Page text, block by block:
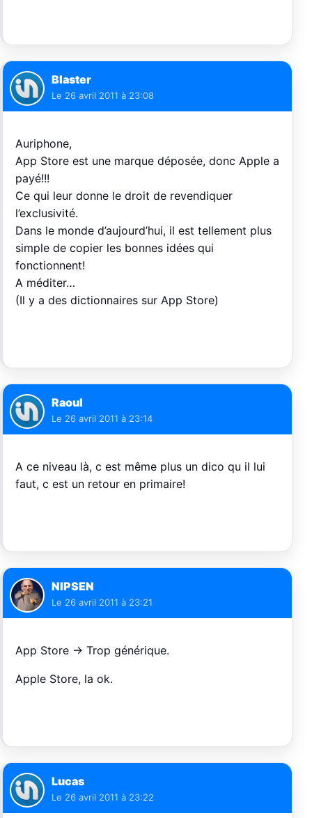
Blaster
Le 26 avril 2011 à 23:08
Auriphone,
App Store est une marque déposée, donc Apple a
payé!!!
Ce qui leur donne le droit de revendiquer
l’exclusivité.
Dans le monde d’aujourd’hui, il est tellement plus
simple de copier les bonnes idées qui
fonctionnent!
A méditer…
(Il y a des dictionnaires sur App Store)
Raoul
Le 26 avril 2011 à 23:14
A ce niveau là, c est même plus un dico qu il lui
faut, c est un retour en primaire!
NIPSEN
Le 26 avril 2011 à 23:21
App Store -> Trop générique.
Apple Store, la ok.
Lucas
Le 26 avril 2011 à 23:22